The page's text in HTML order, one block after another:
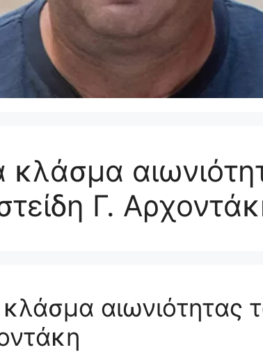
κλάσμα
Γ.
αιωνιότητας